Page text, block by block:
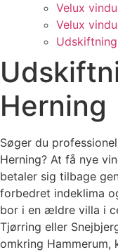
Velux
Velux
Herning
Søger du
Herning? At få nye
betaler sig tilbage
forbedret indeklima
bor i en ældre villa i
Tjørring eller
omkring